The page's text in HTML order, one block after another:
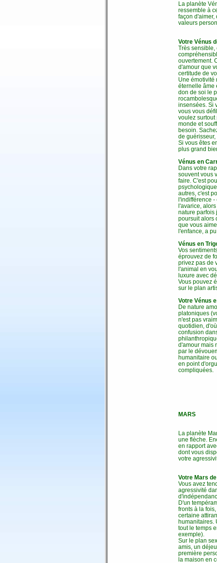
La planète
ressemble à
façon d'aimer,
valeurs
Votre Vénus
Très sensible,
ouvertement.
d'amour que
certitude de
Une émotivité
éternelle âme
don de soi le
insensées. Si
vous vous
voulez surtout
monde et
besoin.
de
Si vous êtes
plus grand
Vénus en
Dans votre
souvent vous
faire. C'est
autres, c'est
l'indifférence -
l'avarice,
nature parfois
poursuit alors
que vous
l'enfance, a
Vénus en
Vos
éprouvez de
privez pas de
l'animal en
luxure avec
Vous pouvez
sur le plan
Votre Vénus
De nature
platoniques
n'est pas
quotidien,
confusion
d'amour mais
par le
humanitaire
en point
compliquées.
MARS
La planète
une flèche.
en rapport
dont vous
votre
Votre Mars
Vous avez
agressivité
D'un
fronts à la
certaine
humanitaires.
tout le temps
exemple).
Sur le plan
amis, un
première
la maison en